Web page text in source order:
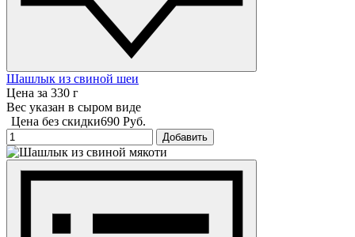
Шашлык из свиной шеи
Цена за 330 г
Вес указан в сыром виде
Цена без скидки690 Руб.
Добавить